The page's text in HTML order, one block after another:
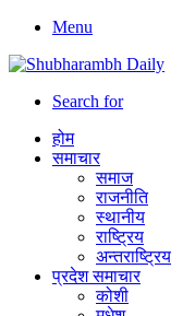
Menu
Search for
होम
समाचार
समाज
राजनीति
स्थानीय
राष्ट्रिय
अन्तराष्ट्रिय
प्रदेश समाचार
कोशी